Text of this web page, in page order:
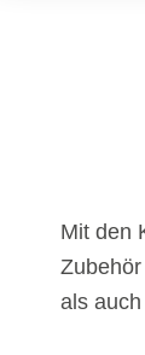
Mit den
als